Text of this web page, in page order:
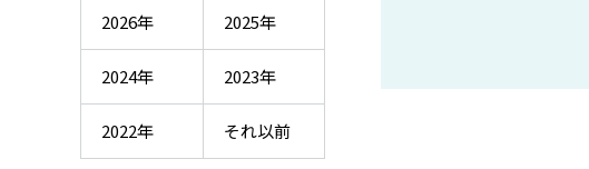
2026年 2025年
2024年 2023年
2022年 それ以前